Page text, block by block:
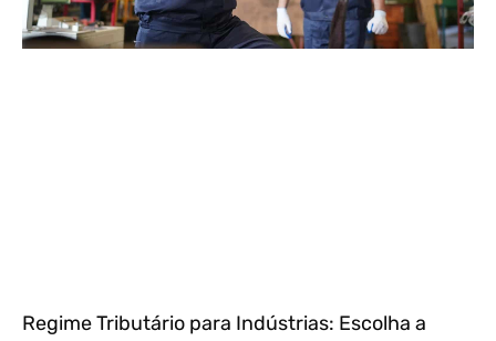
Regime Tributário para Indústrias: Escolha a